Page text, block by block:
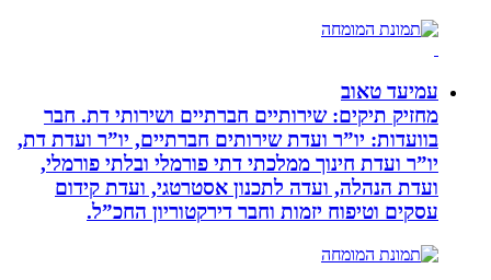
עמיעד טאוב
מחזיק תיקים: שירותיים חברתיים ושירותי דת. חבר
בוועדות: יו”ר ועדת שירותים חברתיים, יו”ר ועדת דת,
יו”ר ועדת חינוך ממלכתי דתי פורמלי ובלתי פורמלי,
ועדת הנהלה, ועדה לתכנון אסטרטגי, ועדת קידום
עסקים וטיפוח יזמות וחבר דירקטוריון החכ”ל.